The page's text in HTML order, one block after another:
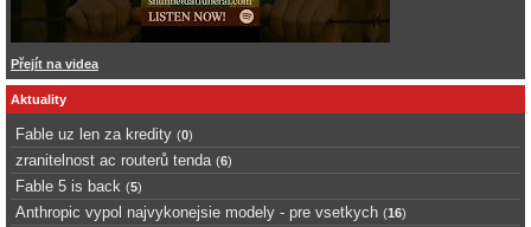
Přejít na videa
Aktuality
Fable uz len za kredity (0)
zranitelnost ac routerů tenda (6)
Fable 5 is back (5)
Anthropic vypol najvykonejsie modely - pre vsetkych (16)